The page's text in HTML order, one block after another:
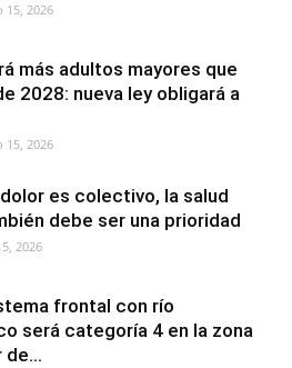
15, 2026
más adultos mayores que
2028: nueva ley obligará a
15, 2026
es colectivo, la salud
debe ser una prioridad
2026
frontal con río
será categoría 4 en la zona